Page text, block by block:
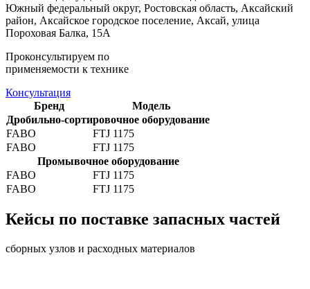
Южный федеральный округ, Ростовская область, Аксайский
район, Аксайское городское поселение, Аксай, улица
Пороховая Балка, 15А
Проконсультируем по
применяемости к технике
Консультация
Бренд
Модель
Дробильно-сортировочное оборудование
FABO
FTJ 1175
FABO
FTJ 1175
Промывочное оборудование
FABO
FTJ 1175
FABO
FTJ 1175
Кейсы по поставке запасных частей
сборных узлов и расходных материалов